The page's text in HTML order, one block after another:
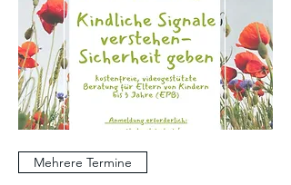
Mehrere Termine